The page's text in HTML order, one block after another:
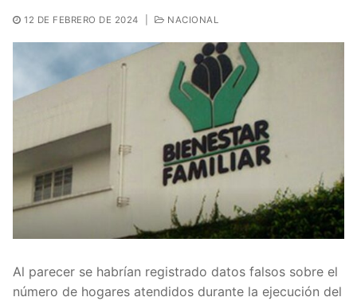
12 DE FEBRERO DE 2024 NACIONAL
Al parecer se habrían registrado datos falsos sobre el
número de hogares atendidos durante la ejecución del